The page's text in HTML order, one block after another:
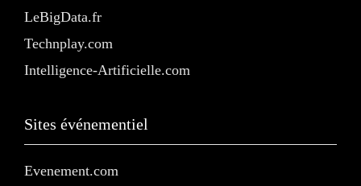
LeBigData.fr
Technplay.com
Intelligence-Artificielle.com
Sites événementiel
Evenement.com